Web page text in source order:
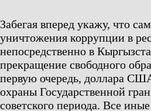
Забегая вперед укажу, что
уничтожения коррупции в
непосредственно в
прекращение свободного
первую очередь, доллара
охраны Государственной
советского периода. Все